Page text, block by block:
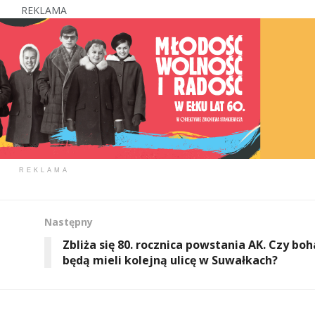
REKLAMA
REKLAMA
Następny
Zbliża się 80. rocznica powstania AK. Czy
będą mieli kolejną ulicę w Suwałkach?